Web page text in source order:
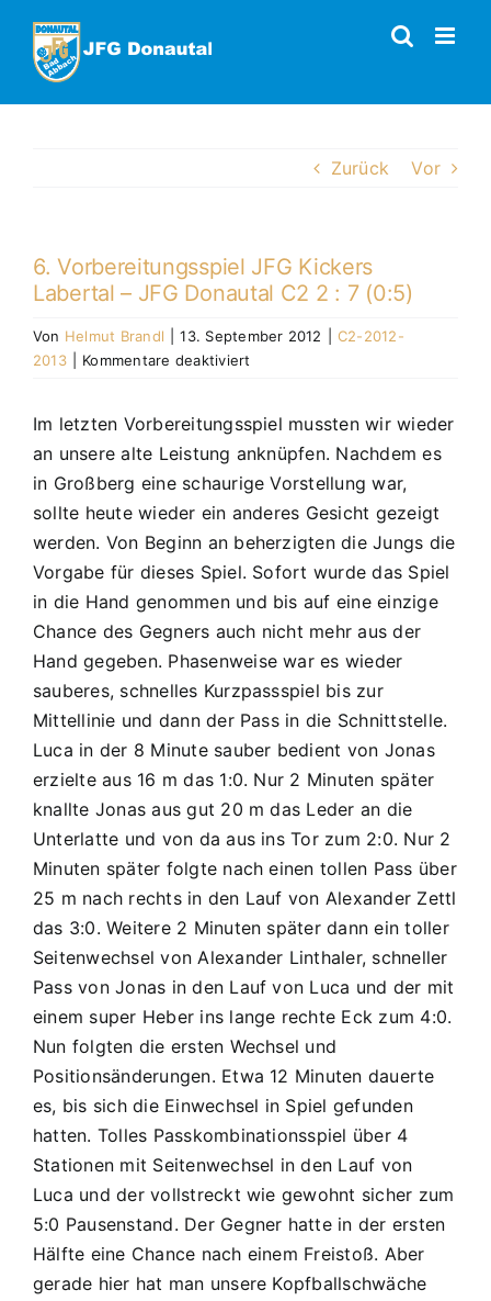
Inhalt
springen
Zurück Vor
6. Vorbereitungsspiel JFG Kickers
Labertal – JFG Donautal C2 2 : 7 (0:5)
Von Helmut Brandl 13. September 2012
C2-2012-
2013
Kommentare deaktiviert
JFG
Kickers
Labertal
Donautal
C2
2
:
(0:5)
Im letzten Vorbereitungsspiel mussten wir wieder
an unsere alte Leistung anknüpfen. Nachdem es
in Großberg eine schaurige Vorstellung war,
sollte heute wieder ein anderes Gesicht gezeigt
werden. Von Beginn an beherzigten die Jungs die
Vorgabe für dieses Spiel. Sofort wurde das Spiel
in die Hand genommen und bis auf eine einzige
Chance des Gegners auch nicht mehr aus der
Hand gegeben. Phasenweise war es wieder
sauberes, schnelles Kurzpassspiel bis zur
Mittellinie und dann der Pass in die Schnittstelle.
Luca in der 8 Minute sauber bedient von Jonas
erzielte aus 16 m das 1:0. Nur 2 Minuten später
knallte Jonas aus gut 20 m das Leder an die
Unterlatte und von da aus ins Tor zum 2:0. Nur 2
Minuten später folgte nach einen tollen Pass über
25 m nach rechts in den Lauf von Alexander Zettl
das 3:0. Weitere 2 Minuten später dann ein toller
Seitenwechsel von Alexander Linthaler, schneller
Pass von Jonas in den Lauf von Luca und der mit
einem super Heber ins lange rechte Eck zum 4:0.
Nun folgten die ersten Wechsel und
Positionsänderungen. Etwa 12 Minuten dauerte
es, bis sich die Einwechsel in Spiel gefunden
hatten. Tolles Passkombinationsspiel über 4
Stationen mit Seitenwechsel in den Lauf von
Luca und der vollstreckt wie gewohnt sicher zum
5:0 Pausenstand. Der Gegner hatte in der ersten
Hälfte eine Chance nach einem Freistoß. Aber
gerade hier hat man unsere Kopfballschwäche